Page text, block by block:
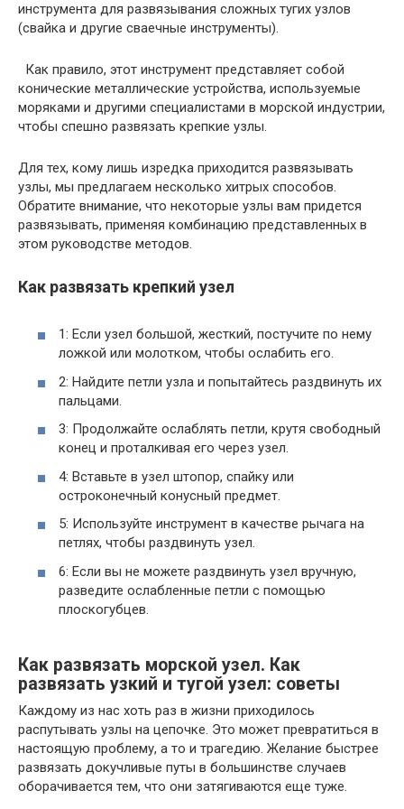
инструмента для развязывания сложных тугих узлов
(свайка и другие сваечные инструменты).
Как правило, этот инструмент представляет собой
конические металлические устройства, используемые
моряками и другими специалистами в морской индустрии,
чтобы спешно развязать крепкие узлы.
Для тех, кому лишь изредка приходится развязывать
узлы, мы предлагаем несколько хитрых способов.
Обратите внимание, что некоторые узлы вам придется
развязывать, применяя комбинацию представленных в
этом руководстве методов.
Как развязать крепкий узел
1: Если узел большой, жесткий, постучите по нему
ложкой или молотком, чтобы ослабить его.
2: Найдите петли узла и попытайтесь раздвинуть их
пальцами.
3: Продолжайте ослаблять петли, крутя свободный
конец и проталкивая его через узел.
4: Вставьте в узел штопор, спайку или
остроконечный конусный предмет.
5: Используйте инструмент в качестве рычага на
петлях, чтобы раздвинуть узел.
6: Если вы не можете раздвинуть узел вручную,
разведите ослабленные петли с помощью
плоскогубцев.
Как развязать морской узел. Как
развязать узкий и тугой узел: советы
Каждому из нас хоть раз в жизни приходилось
распутывать узлы на цепочке. Это может превратиться в
настоящую проблему, а то и трагедию. Желание быстрее
развязать докучливые путы в большинстве случаев
оборачивается тем, что они затягиваются еще туже.